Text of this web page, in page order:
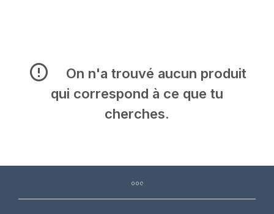
On n'a trouvé aucun produit
qui correspond à ce que tu
cherches.